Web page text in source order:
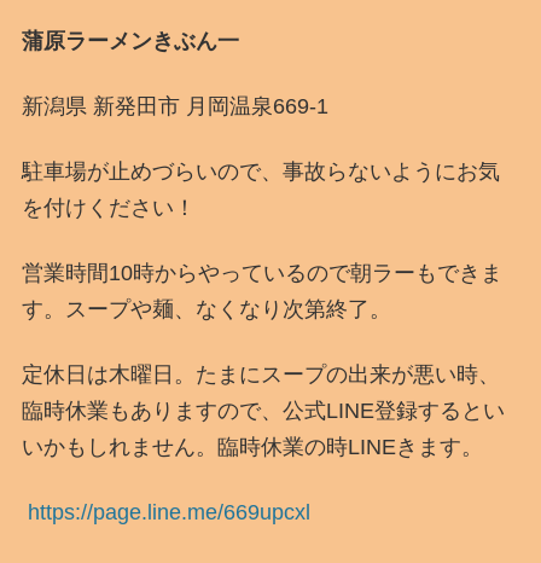
蒲原ラーメンきぶん一
新潟県 新発田市 月岡温泉669-1
駐車場が止めづらいので、事故らないようにお気
を付けください！
営業時間10時からやっているので朝ラーもできま
す。スープや麺、なくなり次第終了。
定休日は木曜日。たまにスープの出来が悪い時、
臨時休業もありますので、公式LINE登録するとい
いかもしれません。臨時休業の時LINEきます。
https://page.line.me/669upcxl